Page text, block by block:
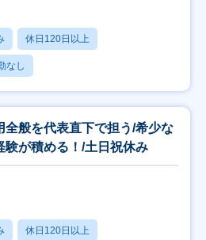
休日120日以上
なし
全般を代表直下で担う/希少な
験が積める！/土日祝休み
休日120日以上